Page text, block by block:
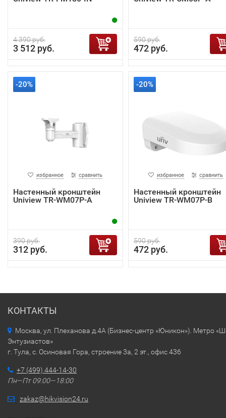
4 390 руб.
3 512 руб.
590 руб.
472 руб.
-20%
избранное сравнить
Настенный кронштейн
Uniview TR-WM07P-A
390 руб.
312 руб.
-20%
избранное сравнить
Настенный кронштейн
Uniview TR-WM07P-B
590 руб.
472 руб.
КОНТАКТЫ
Москва, ул. Плеханова д.4А (Бизнес-центр «Юникон»). Метро
Энтузиастов»
г. Тула, с. Осиновая Гора, строение 3а, 2 эт., офис 436
+7 (499) 444-14-30
Пн—Пт 09:00—18:00
zakaz@hikvision24.ru